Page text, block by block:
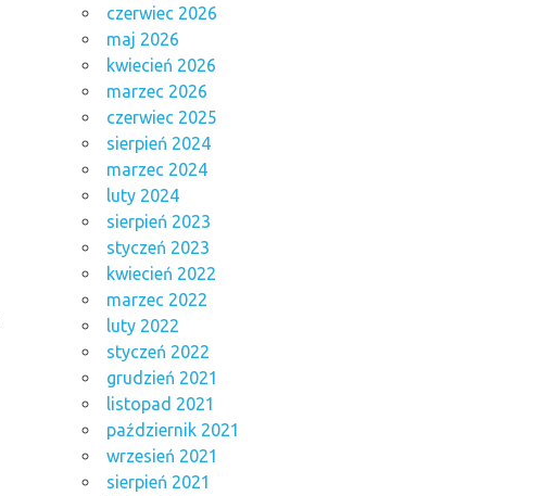
czerwiec 2026
maj 2026
kwiecień 2026
marzec 2026
czerwiec 2025
sierpień 2024
marzec 2024
luty 2024
sierpień 2023
styczeń 2023
kwiecień 2022
marzec 2022
luty 2022
styczeń 2022
grudzień 2021
listopad 2021
październik 2021
wrzesień 2021
sierpień 2021